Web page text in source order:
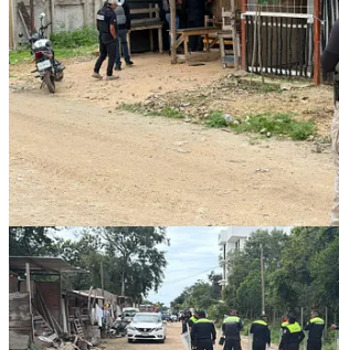
Las autoridades informaron que actualmente
levantamiento de información sobre las
propósito de conocer su situación particular.
operativo, señalaron, es restituir la vialidad,
público y garantizar la seguridad en la zona
Hasta el momento no se han dado a conocer
apoyos que podrían recibir las familias que
1
Compartir
Discusión sobre este post